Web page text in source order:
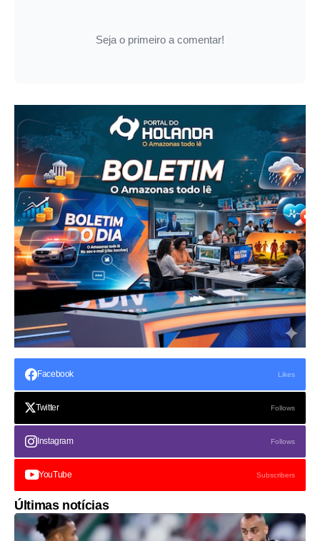
Seja o primeiro a comentar!
Facebook Likes
Twitter Follows
Instagram Follows
YouTube Subscribers
Últimas notícias